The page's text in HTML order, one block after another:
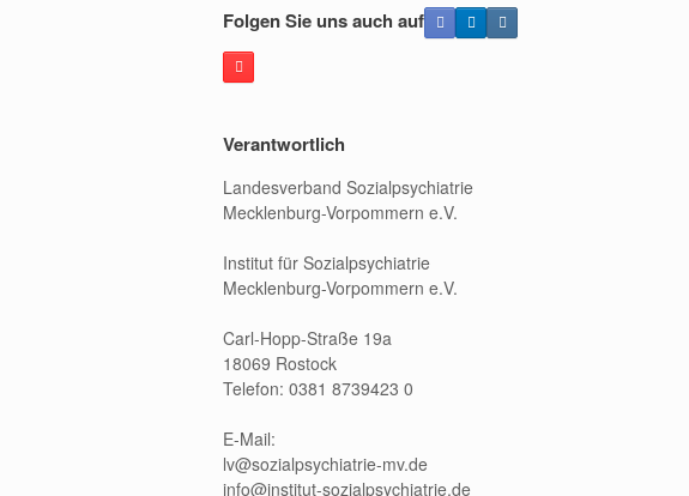
Folgen Sie uns auch auf
Verantwortlich
Landesverband Sozialpsychiatrie
Mecklenburg-Vorpommern e.V.
Institut für Sozialpsychiatrie
Mecklenburg-Vorpommern e.V.
Carl-Hopp-Straße 19a
18069 Rostock
Telefon: 0381 8739423 0
E-Mail:
lv@sozialpsychiatrie-mv.de
info@institut-sozialpsychiatrie.de